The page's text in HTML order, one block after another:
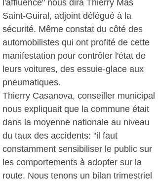
l'affluence" nous dira Thierry Mas
Saint-Guiral, adjoint délégué à la
sécurité. Même constat du côté des
automobilistes qui ont profité de cette
manifestation pour contrôler l'état de
leurs voitures, des essuie-glace aux
pneumatiques.
Thierry Casanova, conseiller municipal
nous expliquait que la commune était
dans la moyenne nationale au niveau
du taux des accidents: "il faut
constamment sensibiliser le public sur
les comportements à adopter sur la
route. Nous tenons un bilan trimestriel